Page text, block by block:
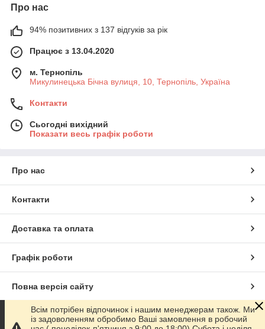
Про нас
94% позитивних з 137 відгуків за рік
Працює з 13.04.2020
м. Тернопіль
Микулинецька Бічна вулиця, 10, Тернопіль, Україна
Контакти
Сьогодні вихідний
Показати весь графік роботи
Про нас
Контакти
Доставка та оплата
Графік роботи
Повна версія сайту
Сайт створено на маркетплейсіProm.ua
Всім потрібен відпочинок і нашим менеджерам також. Ми
із задоволенням обробимо Ваші замовлення в робочий